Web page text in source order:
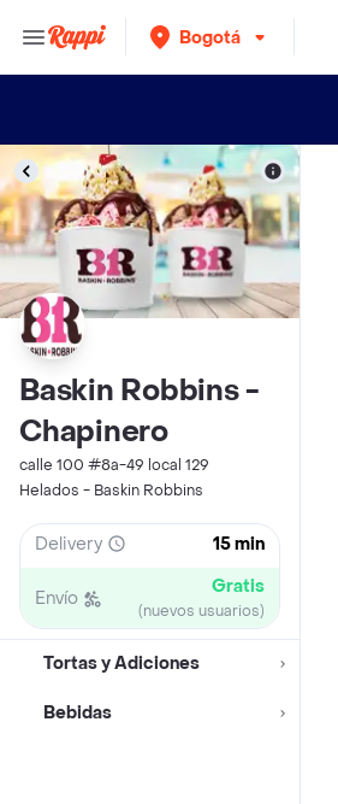
Bogotá
Baskin Robbins -
Chapinero
calle 100 #8a-49 local 129
Helados - Baskin Robbins
Delivery 15 min
Envío Gratis
(nuevos usuarios)
Tortas y Adiciones
Bebidas